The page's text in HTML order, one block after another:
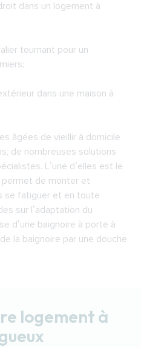
dans un logement à
tournant pour un
dans une maison à
âgées de vieillir à domicile
de nombreuses solutions
L’une d’elles est le
permet de monter et
se fatiguer et en toute
sur l’adaptation du
d’une baignoire à porte à
la baignoire par une douche
logement à